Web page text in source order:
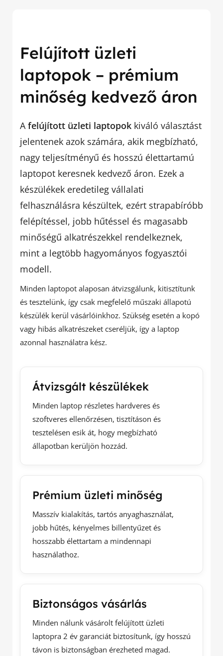
Felújított üzleti
laptopok – prémium
minőség kedvező áron
Afelújított üzleti laptopok kiváló választást
jelentenek azok számára, akik megbízható,
nagy teljesítményű és hosszú élettartamú
laptopot keresnek kedvező áron. Ezek a
készülékek eredetileg vállalati
felhasználásra készültek, ezért strapabíróbb
felépítéssel, jobb hűtéssel és magasabb
minőségű alkatrészekkel rendelkeznek,
mint a legtöbb hagyományos fogyasztói
modell.
Minden laptopot alaposan átvizsgálunk, kitisztítunk
és tesztelünk, így csak megfelelő műszaki állapotú
készülék kerül vásárlóinkhoz. Szükség esetén a kopó
vagy hibás alkatrészeket cseréljük, így a laptop
azonnal használatra kész.
Átvizsgált készülékek
Minden laptop részletes hardveres és
szoftveres ellenőrzésen, tisztításon és
tesztelésen esik át, hogy megbízható
állapotban kerüljön hozzád.
Prémium üzleti minőség
Masszív kialakítás, tartós anyaghasználat,
jobb hűtés, kényelmes billentyűzet és
hosszabb élettartam a mindennapi
használathoz.
Biztonságos vásárlás
Minden nálunk vásárolt felújított üzleti
laptopra 2 év garanciát biztosítunk, így hosszú
távon is biztonságban érezheted magad.